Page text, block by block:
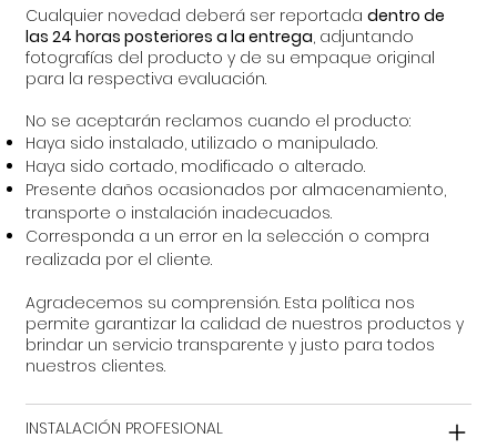
Cualquier novedad deberá ser reportadadentro de
las 24 horas posteriores a la entrega, adjuntando
fotografías del producto y de su empaque original
para la respectiva evaluación.
No se aceptarán reclamos cuando el producto:
Haya sido instalado, utilizado o manipulado.
Haya sido cortado, modificado o alterado.
Presente daños ocasionados por almacenamiento,
transporte o instalación inadecuados.
Corresponda a un error en la selección o compra
realizada por el cliente.
Agradecemos su comprensión. Esta política nos
permite garantizar la calidad de nuestros productos y
brindar un servicio transparente y justo para todos
nuestros clientes.
INSTALACIÓN PROFESIONAL